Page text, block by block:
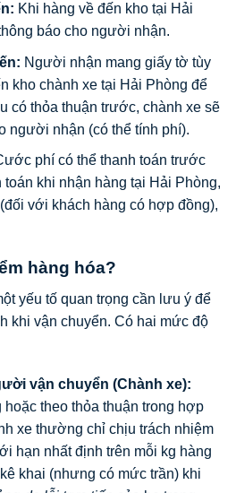
Khi hàng về đến kho tại Hải
báo cho người nhận.
Người nhận mang giấy tờ tùy
kho chành xe tại Hải Phòng để
có thỏa thuận trước, chành xe sẽ
người nhận (có thể tính phí).
phí có thể thanh toán trước
khi nhận hàng tại Hải Phòng,
với khách hàng có hợp đồng),
hàng hóa?
yếu tố quan trọng cần lưu ý để
khi vận chuyển. Có hai mức độ
vận chuyển (Chành xe):
theo thỏa thuận trong hợp
xe thường chỉ chịu trách nhiệm
hạn nhất định trên mỗi kg hàng
khai (nhưng có mức trần) khi